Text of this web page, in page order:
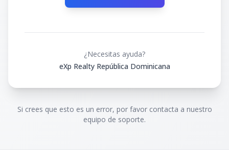
¿Necesitas ayuda?
eXp Realty República Dominicana
Si crees que esto es un error, por favor contacta a nuestro
equipo de soporte.